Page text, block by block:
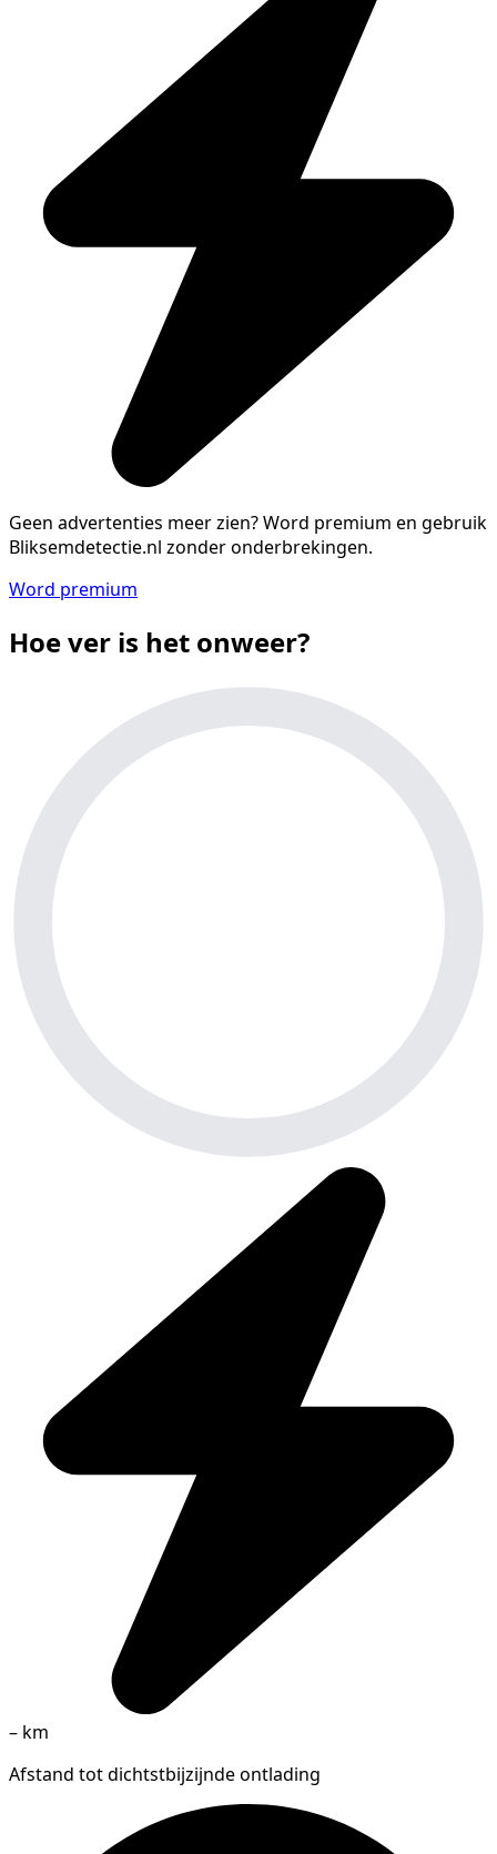
Geen advertenties meer zien?Word premium en gebruik
Bliksemdetectie.nl zonder onderbrekingen.
Word premium
Hoe ver is het onweer?
– km
Afstand tot dichtstbijzijnde ontlading